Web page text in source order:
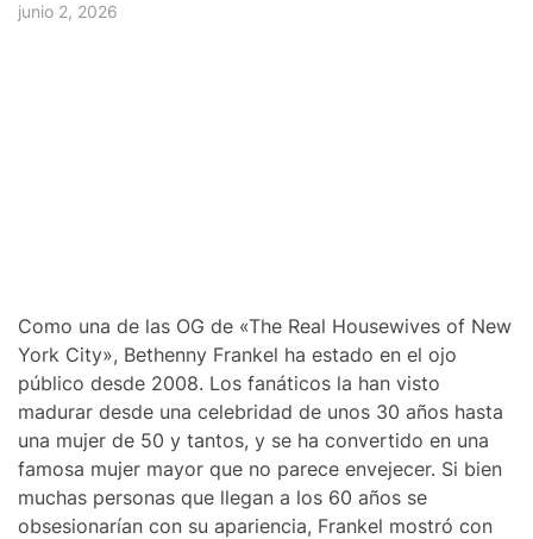
junio 2, 2026
Como una de las OG de «The Real Housewives of New
York City», Bethenny Frankel ha estado en el ojo
público desde 2008. Los fanáticos la han visto
madurar desde una celebridad de unos 30 años hasta
una mujer de 50 y tantos, y se ha convertido en una
famosa mujer mayor que no parece envejecer. Si bien
muchas personas que llegan a los 60 años se
obsesionarían con su apariencia, Frankel mostró con